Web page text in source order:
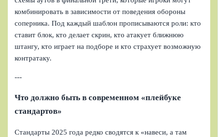
комбинировать в зависимости от поведения обороны
соперника. Под каждый шаблон прописываются роли: кто
ставит блок, кто делает скрин, кто атакует ближнюю
штангу, кто играет на подборе и кто страхует возможную
контратаку.
---
Что должно быть в современном «плейбуке
стандартов»
Стандарты 2025 года редко сводятся к «навеси, а там